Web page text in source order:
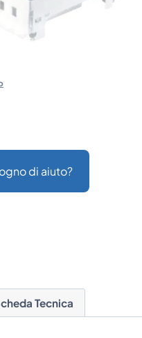
di aiuto?
Tecnica